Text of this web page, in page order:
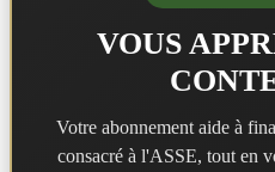
VOUS
Votre abonnement aide à
consacré à l'ASSE, tout en